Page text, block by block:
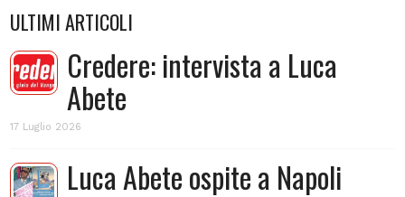
ULTIMI ARTICOLI
Credere: intervista a Luca
Abete
17 Luglio 2026
Luca Abete ospite a Napoli